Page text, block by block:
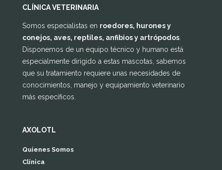
CLÍNICA VETERINARIA
Somos especialistas en roedores, hurones y
conejos, aves, reptiles, anfibios y artrópodos
Disponemos de un equipo técnico y humano está
especialmente dirigido a estas mascotas, sabemos
que su tratamiento requiere unas necesidades de
conocimientos, manejo y equipamiento veterinario
más específicos.
AXOLOTL
Quienes Somos
Clínica